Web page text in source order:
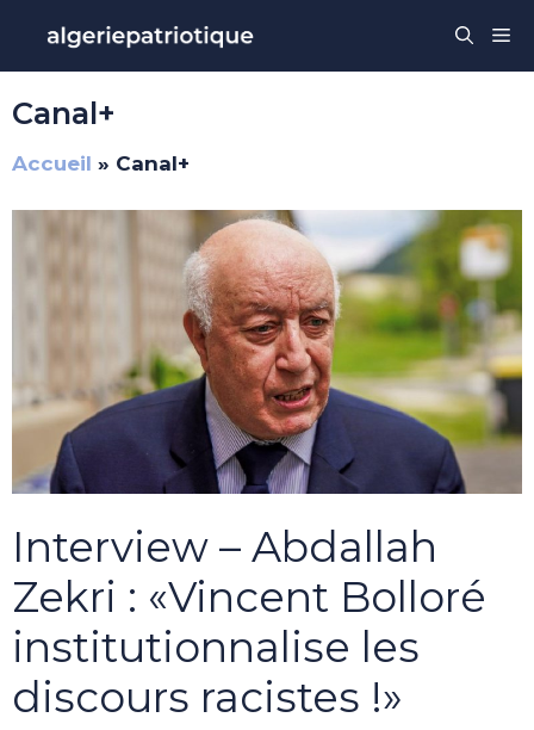
contenu
Canal+
Accueil » Canal+
Interview – Abdallah
Zekri : «Vincent Bolloré
institutionnalise les
discours racistes !»